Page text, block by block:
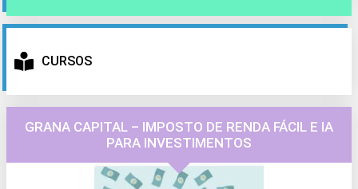
CURSOS
GRANA CAPITAL – IMPOSTO DE RENDA FÁCIL E IA
PARA INVESTIMENTOS